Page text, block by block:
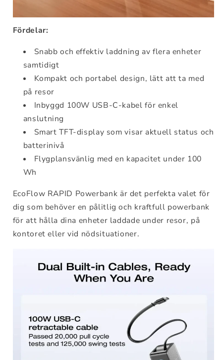
Fördelar:
Snabb och effektiv laddning av flera enheter
samtidigt
Kompakt och portabel design, lätt att ta med
på resor
Inbyggd 100W USB-C-kabel för enkel
anslutning
Smart TFT-display som visar aktuell status och
batterinivå
Flygplansvänlig med en kapacitet under 100
Wh
EcoFlow RAPID Powerbank är det perfekta valet för
dig som behöver en pålitlig och kraftfull powerbank
för att hålla dina enheter laddade under resor, på
kontoret eller vid nödsituationer.